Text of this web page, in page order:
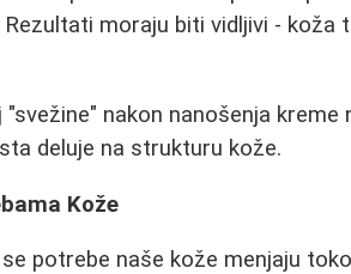
moraju biti vidljivi - koža
"svežine" nakon nanošenja
deluje na strukturu kože.
Kože
potrebe naše kože menjaju